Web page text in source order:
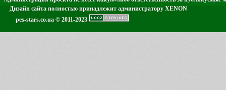
Дизайн сайта полностью принадлежит администратору XENON
pes-stars.co.ua © 2011-2023